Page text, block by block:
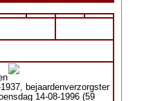
bejaardenverzorgster
14-08-1996 (59